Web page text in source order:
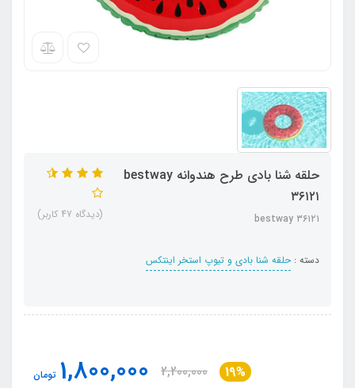
حلقه شنا بادی طرح هندوانه bestway
۳۶۱۲۱
bestway ۳۶۱۲۱
دسته : حلقه شنا بادی و تیوپ استخر اینتکس
(دیدگاه 47 کاربر)
19%
2,200,000
1,800,000 تومان